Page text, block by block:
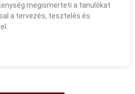
megismerteti a tanulókat
a tervezés, tesztelés és